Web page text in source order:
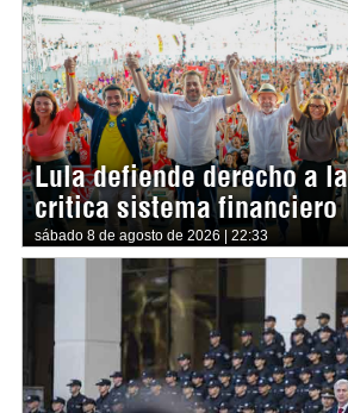
Lula defiende derecho a
critica sistema financiero
sábado 8 de agosto de 2026 | 22:33